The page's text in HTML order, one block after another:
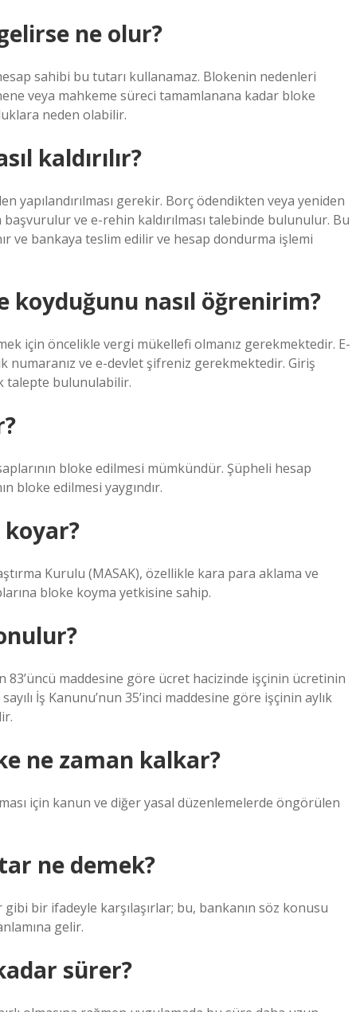
ne olur?
sahibi bu tutarı kullanamaz. Blokenin nedenleri
veya mahkeme süreci tamamlanana kadar bloke
neden olabilir.
kaldırılır?
yapılandırılması gerekir. Borç ödendikten veya yeniden
ve e-rehin kaldırılması talebinde bulunulur. Bu
ve bankaya teslim edilir ve hesap dondurma işlemi
koyduğunu nasıl öğrenirim?
için öncelikle vergi mükellefi olmanız gerekmektedir. E-
ve e-devlet şifreniz gerekmektedir. Giriş
talepte bulunulabilir.
bloke edilmesi mümkündür. Şüpheli hesap
bloke edilmesi yaygındır.
koyar?
Kurulu (MASAK), özellikle kara para aklama ve
bloke koyma yetkisine sahip.
83’üncü maddesine göre ücret hacizinde işçinin ücretinin
İş Kanunu’nun 35’inci maddesine göre işçinin aylık
ne zaman kalkar?
için kanun ve diğer yasal düzenlemelerde öngörülen
ne demek?
bir ifadeyle karşılaşırlar; bu, bankanın söz konusu
gelir.
sürer?